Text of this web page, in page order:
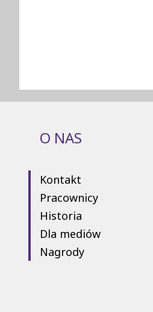
O NAS
Kontakt
Pracownicy
Historia
Dla mediów
Nagrody